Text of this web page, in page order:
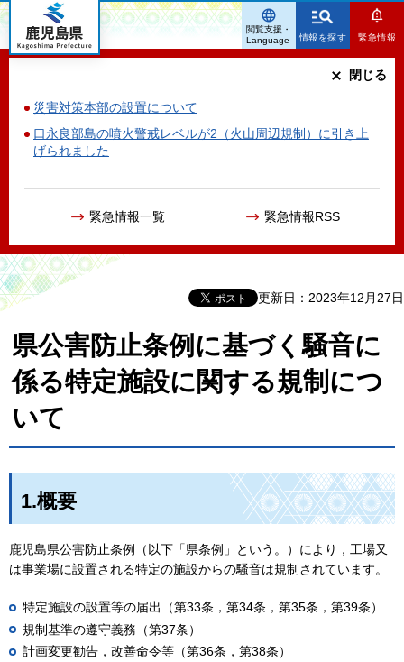
鹿児島県
情報を探す 緊急情報
災害対策本部の設置について
口永良部島の噴火警戒レベルが2（火山周辺規制）に引き上
げられました
緊急情報一覧 緊急情報RSS
閉じる
閲覧支援・
Language
更新日：2023年12月27日
県公害防止条例に基づく騒音に
係る特定施設に関する規制につ
いて
1.概要
鹿児島県公害防止条例（以下「県条例」という。）により，工場又
は事業場に設置される特定の施設からの騒音は規制されています。
特定施設の設置等の届出（第33条，第34条，第35条，第39条）
規制基準の遵守義務（第37条）
計画変更勧告，改善命令等（第36条，第38条）